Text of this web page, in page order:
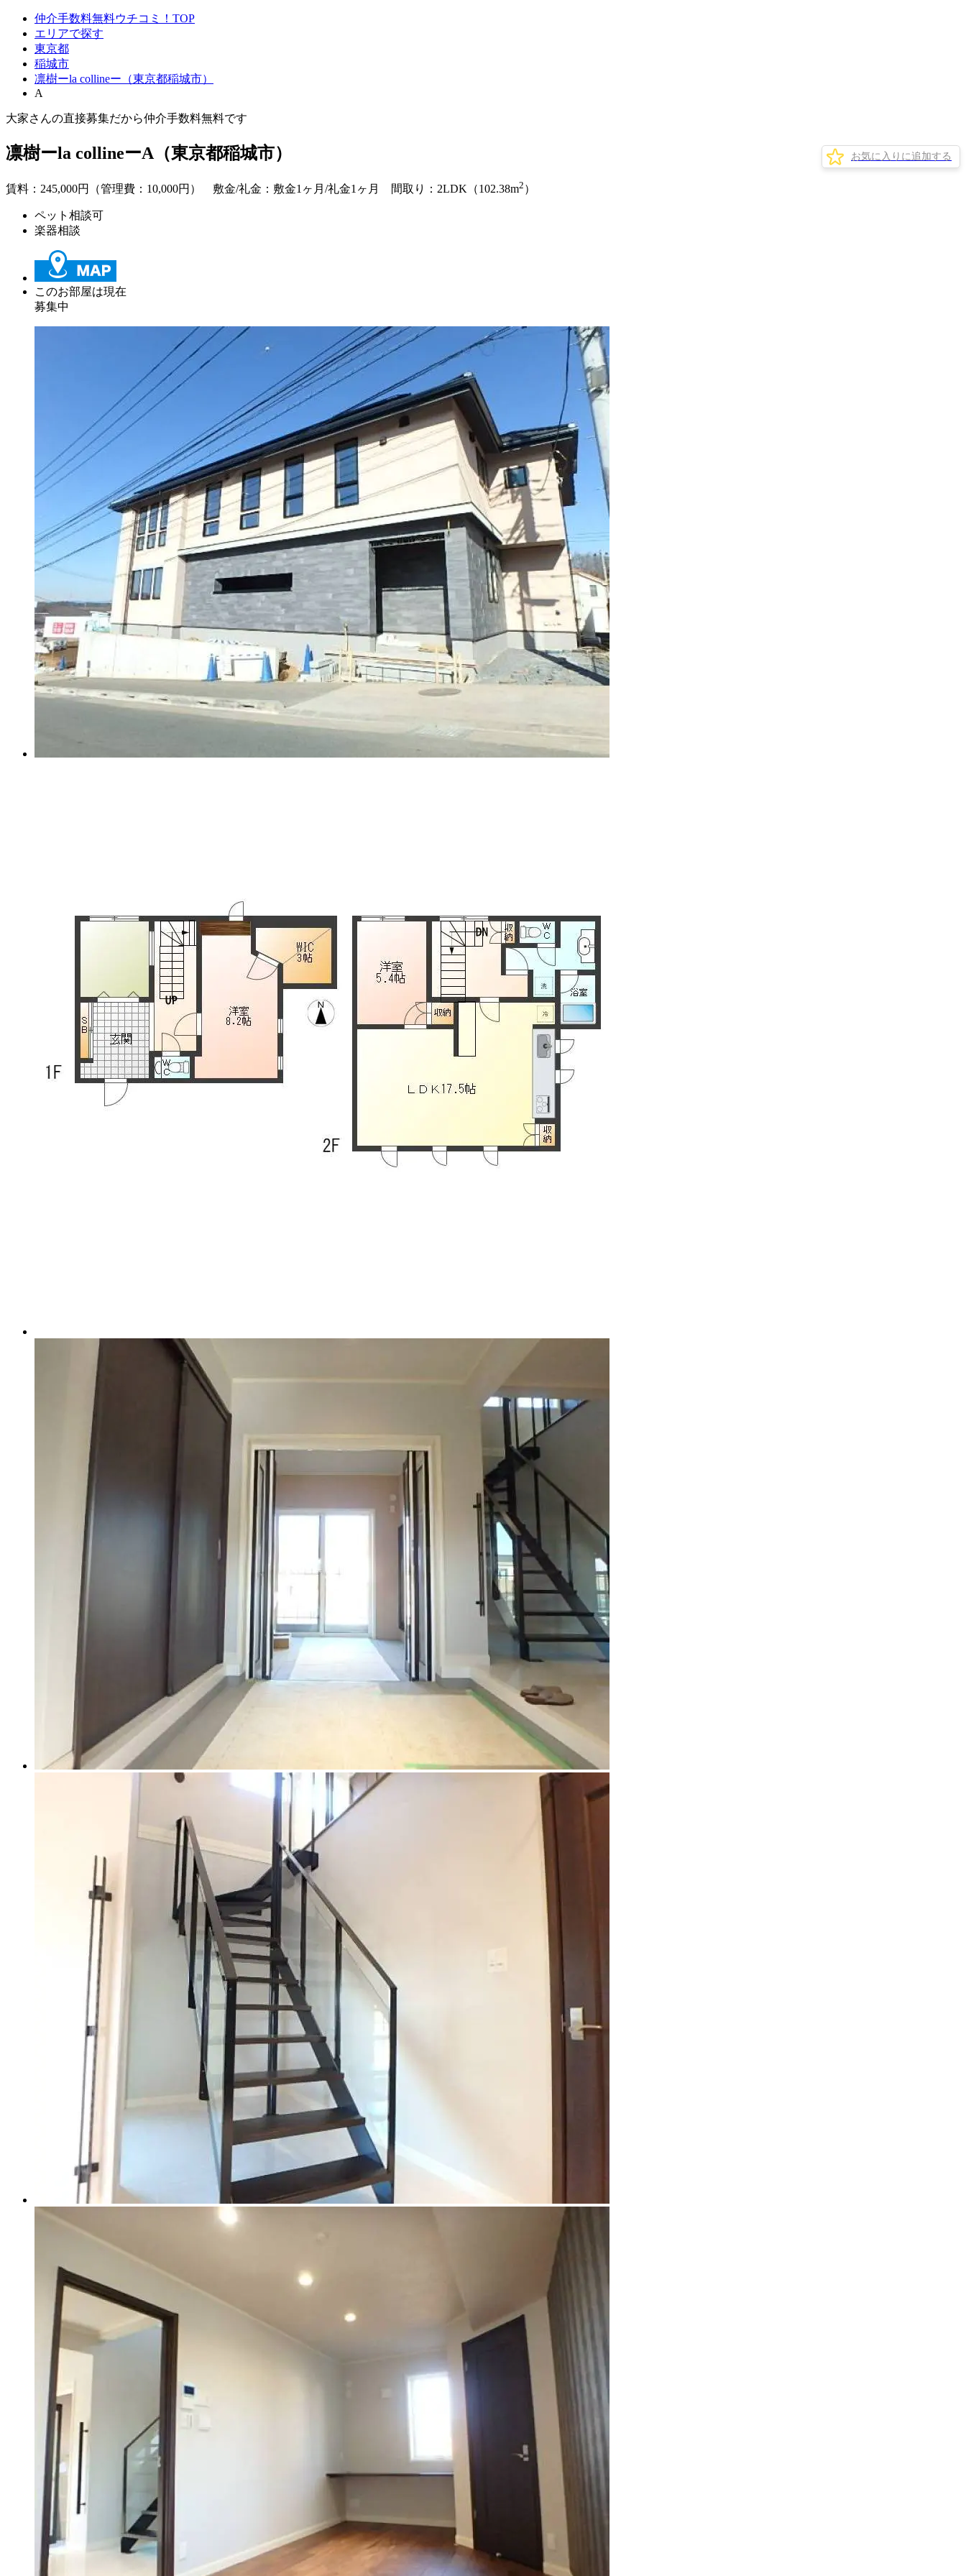
仲介手数料無料ウチコミ！TOP
エリアで探す
東京都
稲城市
凛樹ーla collineー（東京都稲城市）
A
大家さんの直接募集だから仲介手数料無料です
凛樹ーla collineーA（東京都稲城市） お気に入りに追加する
賃料： 245,000円（管理費：10,000円） 敷金/礼金：敷金1ヶ月/礼金1ヶ月 間取り：2LDK（102.38m2 ）
ペット相談可
楽器相談
このお部屋は現在
募集中